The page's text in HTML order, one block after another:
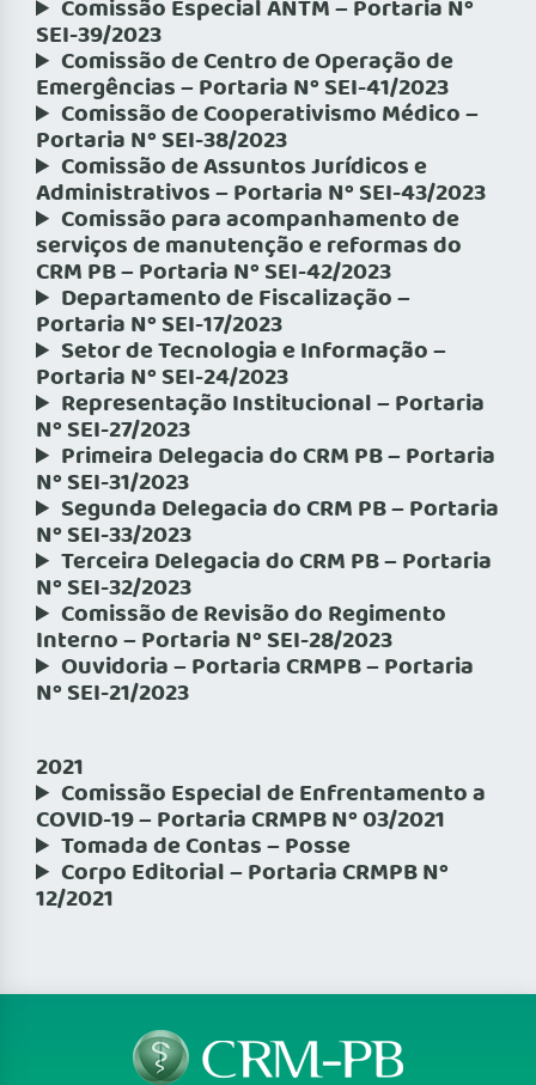
Comissão Especial ANTM – Portaria Nº
SEI-39/2023
Comissão de Centro de Operação de
Emergências – Portaria Nº SEI-41/2023
Comissão de Cooperativismo Médico –
Portaria Nº SEI-38/2023
Comissão de Assuntos Jurídicos e
Administrativos – Portaria Nº SEI-43/2023
Comissão para acompanhamento de
serviços de manutenção e reformas do
CRM PB – Portaria Nº SEI-42/2023
Departamento de Fiscalização –
Portaria Nº SEI-17/2023
Setor de Tecnologia e Informação –
Portaria Nº SEI-24/2023
Representação Institucional – Portaria
Nº SEI-27/2023
Primeira Delegacia do CRM PB – Portaria
Nº SEI-31/2023
Segunda Delegacia do CRM PB – Portaria
Nº SEI-33/2023
Terceira Delegacia do CRM PB – Portaria
Nº SEI-32/2023
Comissão de Revisão do Regimento
Interno – Portaria Nº SEI-28/2023
Ouvidoria – Portaria CRMPB – Portaria
Nº SEI-21/2023
2021
Comissão Especial de Enfrentamento a
COVID-19 – Portaria CRMPB Nº 03/2021
Tomada de Contas – Posse
Corpo Editorial – Portaria CRMPB Nº
12/2021